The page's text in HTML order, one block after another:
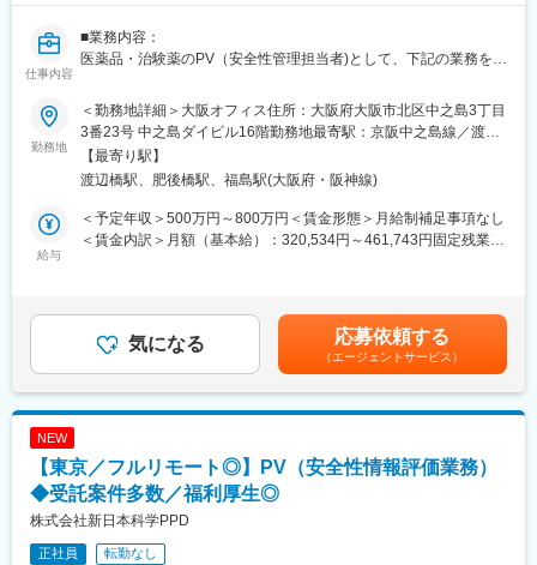
勤務も可能です。毎週水曜日はノー残業デー。所定労働時間も従
来の8時間から7時間30分に短縮。ワークライフバランスを保ちな
場環境の証である「トモニン」にも認定。
【豊富なキャリアパス】EPSグループとして豊富なキャリアパス
が用意されています。社内公募制度は、一定の条件を満たせば社
内に公開されている募集職種へキャリアチェンジできる制度で
へ応募し自身の描くキャリアプランを実現することが可能です。
仕事内容
■業務内容：
医薬品・治験薬のPV（安全性管理担当者)として、下記の業務を行
＜具体的な業務内容＞
・主にグローバル治験の安全性情報業務
・治験薬・市販薬の安全性情報管理業務
・安全性情報（グローバル、ローカル案件）の評価
・安全性情報の入力、当局報告書（案）の作成
・PV関連ドキュメントの作成
・経験が豊富なPV経験者が多く在籍しております。当社のPV部門
は、チームワークを重視してプロジェクトに取り組んでおります
ので、安心して働いていただける環境です。
イアントが多いですが、内資企業のプロジェクトもご用意してお
ります。個々人のスキル・ご経験にあわせて担当するプロジェク
トを決定しますのでご安心ください。
■英語について：
勤務地
＜勤務地詳細＞大阪オフィス住所：大阪府大阪市北区中之島3丁目
3番23号 中之島ダイビル16階勤務地最寄駅：京阪中之島線／渡辺
橋駅受動喫煙対策：屋内全面禁煙変更の範囲：会社の定める事業
所（リモートワーク含む）
【最寄り駅】
渡辺橋駅、肥後橋駅、福島駅(大阪府・阪神線)
給与
＜予定年収＞500万円～800万円＜賃金形態＞月給制補足事項なし
＜賃金内訳＞月額（基本給）：320,534円～461,743円固定残業手
＞※年収は賞与を含む目安の金額となっており、経験・能力・前職
給与を考慮し、相談の上決定致します。※毎年3月末に業績に応じ
て業績賞与の支給があります。賃金はあくまでも目安の金額であ
り、選考を通じて上下する可能性があります。月給(月額)は固定手
当を含めた表記です。
気になる 応募依頼する
（エージェントサービス）
NEW
【東京／フルリモート◎】PV（安全性情報評価業務）
◆受託案件多数／福利厚生◎
株式会社新日本科学PPD
正社員 転勤なし